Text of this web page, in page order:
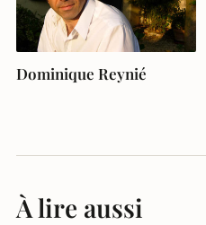
Dominique Reynié
À lire aussi